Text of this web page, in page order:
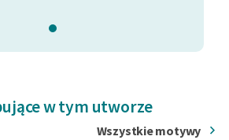
w tym utworze
Wszystkie motywy